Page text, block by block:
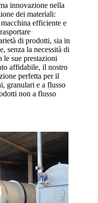
innovazione nella
dei materiali:
efficiente e
di prodotti, sia in
senza la necessità di
sue prestazioni
affidabile, il nostro
perfetta per il
granulari e a flusso
non a flusso